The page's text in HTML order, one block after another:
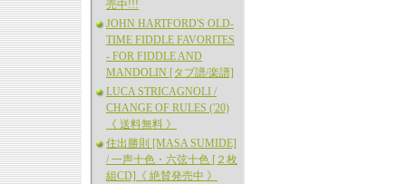
売中!!!
JOHN HARTFORD'S OLD-
TIME FIDDLE FAVORITES
- FOR FIDDLE AND
MANDOLIN [タブ譜/楽譜]
LUCA STRICAGNOLI /
CHANGE OF RULES ('20)
《 送料無料 》
住出勝則 [MASA SUMIDE]
/ 一声十色・六弦十色 [２枚
組CD]《 絶賛発売中 》